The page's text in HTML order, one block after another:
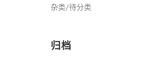
杂类/待分类
归档